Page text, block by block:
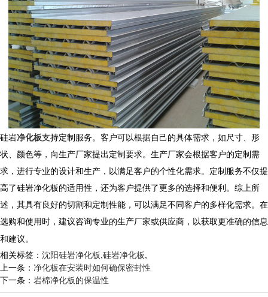
硅岩净化板支持定制服务。客户可以根据自己的具体需求，如尺寸、形
状、颜色等，向生产厂家提出定制要求。生产厂家会根据客户的定制需
求，进行专业的设计和生产，以满足客户的个性化需求。定制服务不仅提
高了硅岩净化板的适用性，还为客户提供了更多的选择和便利。综上所
述，其具有良好的切割和定制性能，可以满足不同客户的多样化需求。在
选购和使用时，建议咨询专业的生产厂家或供应商，以获取更准确的信息
和建议。
相关标签： 沈阳硅岩净化板,硅岩净化板,
上一条： 净化板在安装时如何确保密封性
下一条： 岩棉净化板的保温性